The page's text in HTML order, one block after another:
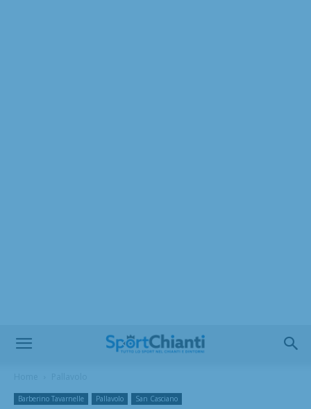
Barberino Tavarnelle Pallavolo San Casciano